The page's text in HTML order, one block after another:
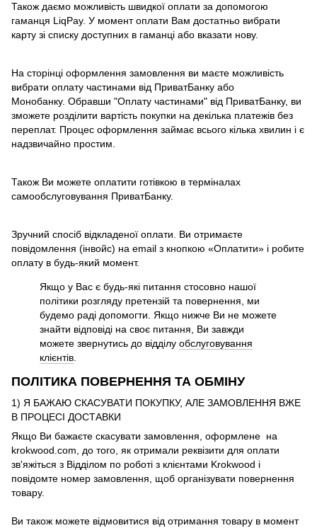
Також даємо можливість швидкої оплати за допомогою
гаманця LiqPay. У момент оплати Вам достатньо вибрати
карту зі списку доступних в гаманці або вказати нову.
На сторінці оформлення замовлення ви маєте можливість
вибрати оплату частинами від ПриватБанку або
Монобанку. Обравши "Оплату частинами" від ПриватБанку, ви
зможете розділити вартість покупки на декілька платежів без
переплат. Процес оформлення займає всього кілька хвилин і є
надзвичайно простим.
Також Ви можете оплатити готівкою в терміналах
самообслуговування ПриватБанку.
Зручний спосіб відкладеної оплати. Ви отримаєте
повідомлення (інвойс) на email з кнопкою «Оплатити» і робите
оплату в будь-який момент.
Якщо у Вас є будь-які питання стосовно нашої
політики розгляду претензій та повернення, ми
будемо раді допомогти. Якщо нижче Ви не можете
знайти відповіді на своє питання, Ви завжди
можете звернутись до відділу обслуговування
клієнтів.
ПОЛІТИКА ПОВЕРНЕННЯ ТА ОБМІНУ
1) Я БАЖАЮ СКАСУВАТИ ПОКУПКУ, АЛЕ ЗАМОВЛЕННЯ ВЖЕ
В ПРОЦЕСІ ДОСТАВКИ
Якщо Ви бажаєте скасувати замовлення, оформлене на
krokwood.com, до того, як отримали реквізити для оплати
зв'яжіться з Відділом по роботі з клієнтами Krokwood і
повідомте номер замовлення, щоб організувати повернення
товару.
Ви також можете відмовитися від отримання товару в момент